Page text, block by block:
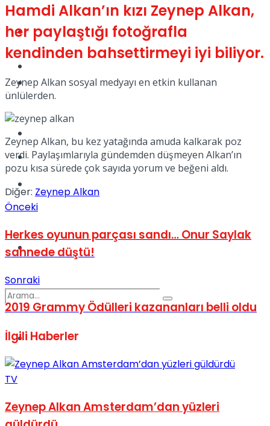
Kadınca
Dünya
Türkiye
Sinema
Tatil
No Result
Hamdi Alkan’ın kızı Zeynep Alkan,
her paylaştığı fotoğrafla
kendinden bahsettirmeyi iyi biliyor.
Zeynep Alkan sosyal medyayı en etkin kullanan
ünlülerden.
Zeynep Alkan, bu kez yatağında amuda kalkarak poz
verdi. Paylaşımlarıyla gündemden düşmeyen Alkan’ın
pozu kısa sürede çok sayıda yorum ve beğeni aldı.
Diğer: Zeynep Alkan
Önceki
Herkes oyunun parçası sandı… Onur Saylak
sahnede düştü!
Sonraki
2019 Grammy Ödülleri kazananları belli oldu
İlgili Haberler
TV
Zeynep Alkan Amsterdam’dan yüzleri